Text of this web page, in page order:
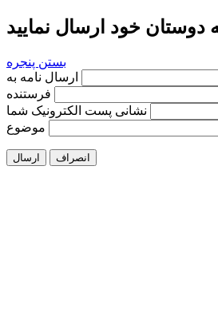
دوستان خود ارسال نمایید
بستن پنجره
فرستنده
نشانی پست الکترونیک شما
موضوع
ارسال انصراف